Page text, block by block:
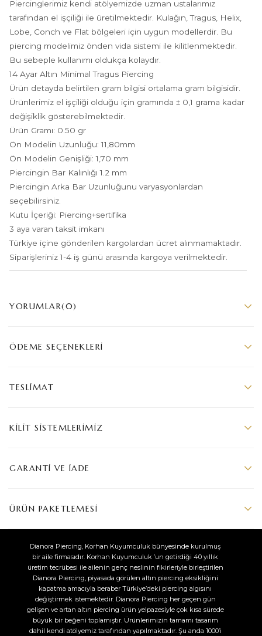
Piercinglerimiz kendi atölyemizde uzman ustalarımız
tarafından el işçiliği ile üretilmektedir. Kulağın, Tragus, Helix,
Lobe, Conch ve Flat bölgeleri için uygun modellerdir. Bu
piercing modelimiz önden vida sistemi ile kilitlenmektedir.
Bu sebeple kullanımı oldukça kolaydır.
14 Ayar Altın Minimal Tragus Piercing
Ürün detayda belirtilen gram bilgisi ortalama gram bilgisidir.
Ürünlerimiz el işçiliği olduğu için gramında ± 0,1 grama kadar
değişiklik gösterebilmektedir.
Ürün Gramı: 0.50 gr
Ön Modelin Uzunluğu: 11,80mm
Ön Modelin Genişliği: 1,70 mm
Piercingin Bar Kalınlığı 1.2 mm
Piercingin Arka Bar Uzunluğunu varyasyonlardan
seçebilirsiniz.
Kutu İçeriği: Piercing+sertifika
3 aya varan taksit imkanı
Türkiye içine gönderilen kargolardan ücret alınmamaktadır.
Siparişleriniz 1-4 iş günü arasında kargoya verilmektedir.
YORUMLAR(0)
ÖDEME SEÇENEKLERI
TESLIMAT
KILIT SISTEMLERIMIZ
GARANTI VE İADE
ÜRÜN PAKETLEMESI
Dianora Piercing, Korhan Kuyumculuk bünyesinde kurulmuş
bir aile firmasıdır. Korhan Kuyumculuk ’un getirdiği 40 yıllık
üretim tecrübesi ile ailenin genç neslinin fikirleriyle birleştirilen
Dianora Piercing, piyasada görülen altın piercing eksikliğini
kapatma amacıyla beraber Türkiye’deki piercing algısını
değiştirmek istemektedir. Dianora Piercing her geçen gün
gelişen ve artan altın piercing ürün yelpazesiyle çok kısa sürede
büyük bir beğeni toplamıştır. Ürünlerimizin tamamı tasarım
dahil kendi atölyemiz tarafından yapılmaktadır. Şu anda 1000’i